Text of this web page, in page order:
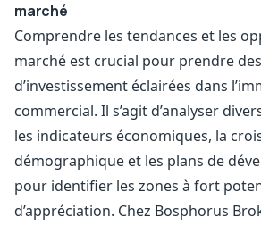
marché
Comprendre les tendances et les
marché est crucial pour prendre
d’investissement éclairées dans
commercial. Il s’agit d’analyser
les indicateurs économiques, la
démographique et les plans de
pour identifier les zones à fort
d’appréciation. Chez Bosphorus